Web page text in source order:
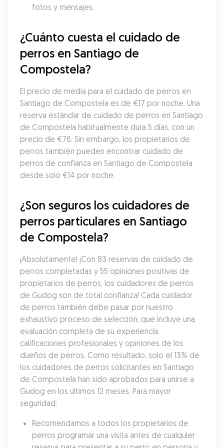
fotos y mensajes.
¿Cuánto cuesta el cuidado de
perros en Santiago de
Compostela?
El precio de media para el cuidado de perros en
Santiago de Compostela es de €17 por noche. Una
reserva estándar de cuidado de perros en Santiago
de Compostela habitualmente dura 5 días, con un
precio de €76. Sin embargo, los propietarios de
perros también pueden encontrar cuidado de
perros de confianza en Santiago de Compostela
desde solo €14 por noche.
¿Son seguros los cuidadores de
perros particulares en Santiago
de Compostela?
¡Absolutamente! ¡Con 83 reservas de cuidado de
perros completadas y 55 opiniones positivas de
propietarios de perros, los cuidadores de perros
de Gudog son de total confianza! Cada cuidador
de perros también debe pasar por nuestro
exhaustivo proceso de selección, que incluye una
evaluación completa de su experiencia,
calificaciones profesionales y opiniones de los
dueños de perros. Como resultado, solo el 13% de
los cuidadores de perros solicitantes en Santiago
de Compostela han sido aprobados para unirse a
Gudog en los últimos 12 meses. Para mayor
seguridad:
Recomendamos a todos los propietarios de
perros programar una visita antes de cualquier